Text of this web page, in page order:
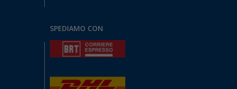
SPEDIAMO CON